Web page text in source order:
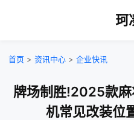
珂
首页 > 资讯中心 > 企业快讯
牌场制胜!2025款麻
机常见改装位